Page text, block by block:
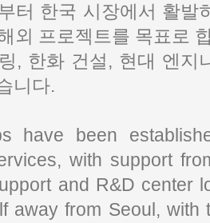
터 한국 시장에서 활발
외 프로젝트를 목표로
, 한화 건설, 현대 엔지
니다.
have been
with support
and R&D center
away from Seoul, with